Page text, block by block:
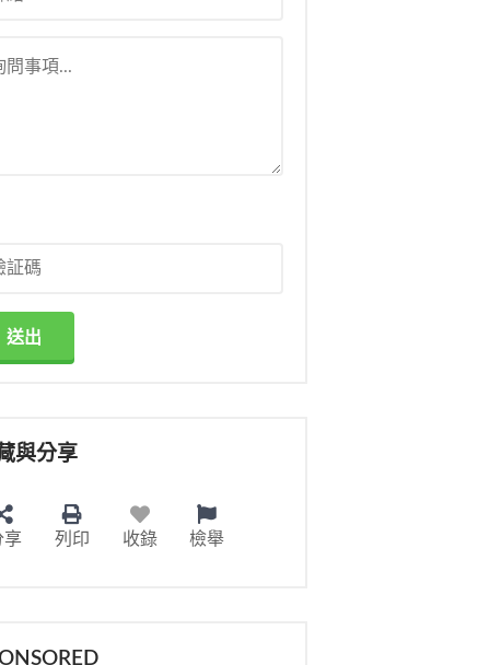
送出
與分享
享 列印 收錄 檢舉